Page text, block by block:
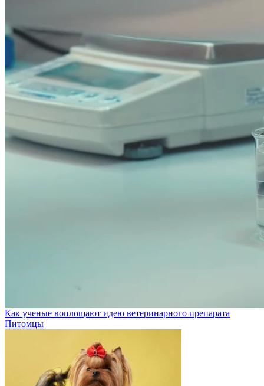
Как ученые воплощают идею ветеринарного препарата
Питомцы